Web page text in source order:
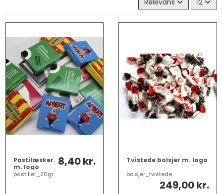
Relevans 12
Pastilæsker
m. logo
pastiller_20gr
8,40 kr. Tvistede bolsjer m. logo
bolsjer_tvistede
249,00 kr.